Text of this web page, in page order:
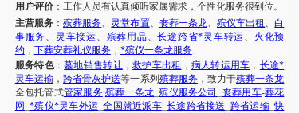
用户评价：工作人员有认真倾听家属需求，个性化服务很到位。
主营服务：殡葬服务、 灵堂布置、 丧葬一条龙、 殡仪车出租 、白
事服务、 灵车接运、 殡葬用品、长途跨省*灵车转运、 火化预
约 ， 下葬安葬礼仪服务， *殡仪一条龙服务
服务特色：墓地销售转让，救护车出租 ， 病人转运用车 ， 长途*
灵车运输，跨省骨灰护送等一系列 殡葬服务，致力于殡葬一条龙
全包托管式管家服务.殡葬一条龙 _殡仪服务公司 丧葬用车-葬花
网 _*殡仪*灵车外运 _全国就近派车_ 长途跨省接送 跨省运输 _快